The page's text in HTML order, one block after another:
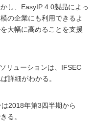
し、EasyIP 4.0製品によっ
の企業にも利用できるよ
大幅に高めることを支援
リューションは、IFSEC
詳細がわかる。
2018年第3四半期から
る。